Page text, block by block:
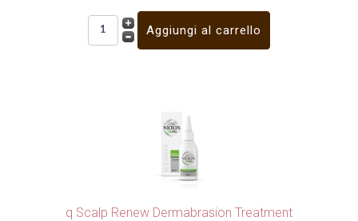
q Scalp Renew Dermabrasion Treatment